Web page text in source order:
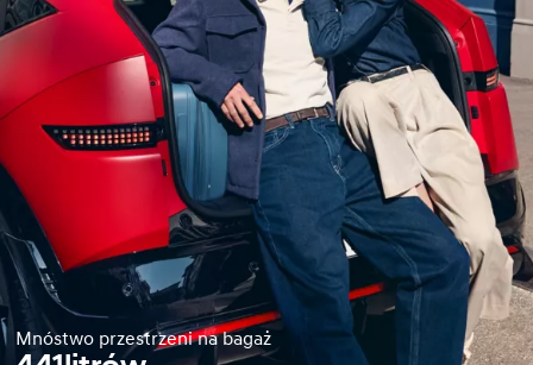
Mnóstwo przestrzeni na bagaż